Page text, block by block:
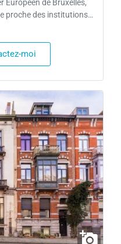
Européen de Bruxelles,
proche des institutions…
moi